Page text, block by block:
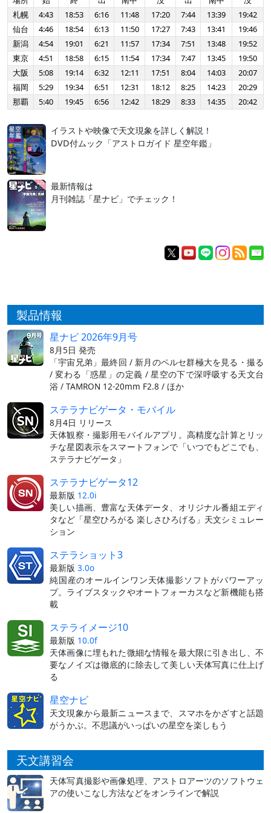
札幌
4:43 18:53 6:16 11:48 17:20 7:44 13:39
19:42
仙台
4:46 18:54 6:13 11:50 17:27 7:43 13:41
19:46
新潟
4:54 19:01 6:21 11:57 17:34 7:51 13:48
19:52
東京
4:51 18:58 6:15 11:54 17:34 7:47 13:45
19:50
大阪
5:08 19:14 6:32 12:11 17:51 8:04 14:03
20:07
福岡
5:29 19:34 6:51 12:31 18:12 8:25 14:23
20:29
那覇
5:40 19:45 6:56 12:42 18:29 8:33 14:35 20:42
イラストや映像で天文現象を詳しく解説！
DVD付ムック「アストロガイド 星空年鑑」
最新情報は
月刊雑誌「星ナビ」でチェック！
製品情報
星ナビ 2026年9月号
8月5日 発売
「宇宙兄弟」最終回 / 新月のペルセ群極大を見る・撮る
/ 変わる「惑星」の定義 / 星空の下で深呼吸する天文台
浴 / TAMRON 12-20mm F2.8 / ほか
ステラナビゲータ・モバイル
8月4日 リリース
天体観察・撮影用モバイルアプリ。高精度な計算とリッ
チな星図表示をスマートフォンで「いつでもどこでも、
ステラナビゲータ」
ステラナビゲータ12
最新版 12.0i
美しい描画、豊富な天体データ、オリジナル番組エディ
タなど「星空ひろがる 楽しさひろげる」天文シミュレー
ション
ステラショット3
最新版 3.0o
純国産のオールインワン天体撮影ソフトがパワーアッ
プ。ライブスタックやオートフォーカスなど新機能も搭
載
ステライメージ10
最新版 10.0f
天体画像に埋もれた微細な情報を最大限に引き出し、不
要なノイズは徹底的に除去して美しい天体写真に仕上げ
る
星空ナビ
天文現象から最新ニュースまで、スマホをかざすと話題
がうかぶ。不思議がいっぱいの星空を楽しもう
天文講習会
天体写真撮影や画像処理、アストロアーツのソフトウェ
アの使いこなし方法などをオンラインで解説